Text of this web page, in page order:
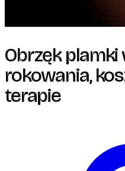
Obrzęk plamki
rokowania,
terapie